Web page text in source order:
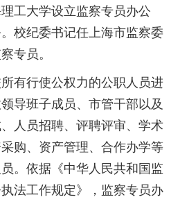
工大学设立监察专员办公
校纪委书记任上海市监察委
专员。
有行使公权力的公职人员进
导班子成员、市管干部以及
人员招聘、评聘评审、学术
购、资产管理、合作办学等
。依据《中华人民共和国监
法工作规定》，监察专员办